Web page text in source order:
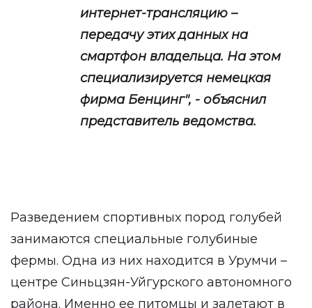
интернет-трансляцию –
передачу этих данных на
смартфон владельца. На этом
специализируется немецкая
фирма Бенцинг", - объяснил
представитель ведомства.
Разведением спортивных пород голубей
занимаются специальные голубиные
фермы. Одна из них находится в Урумчи –
центре Синьцзян-Уйгурского автономного
района. Именно ее питомцы и залетают в